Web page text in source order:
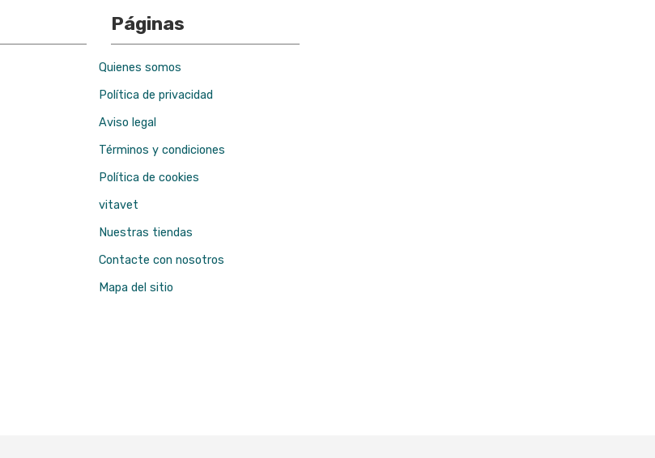
Páginas
Quienes somos
Política de privacidad
Aviso legal
Términos y condiciones
Política de cookies
vitavet
Nuestras tiendas
Contacte con nosotros
Mapa del sitio